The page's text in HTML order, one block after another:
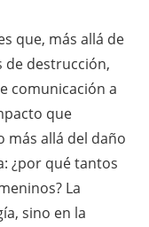
que, más allá de
de destrucción,
comunicación a
que
más allá del daño
¿por qué tantos
La
sino en la